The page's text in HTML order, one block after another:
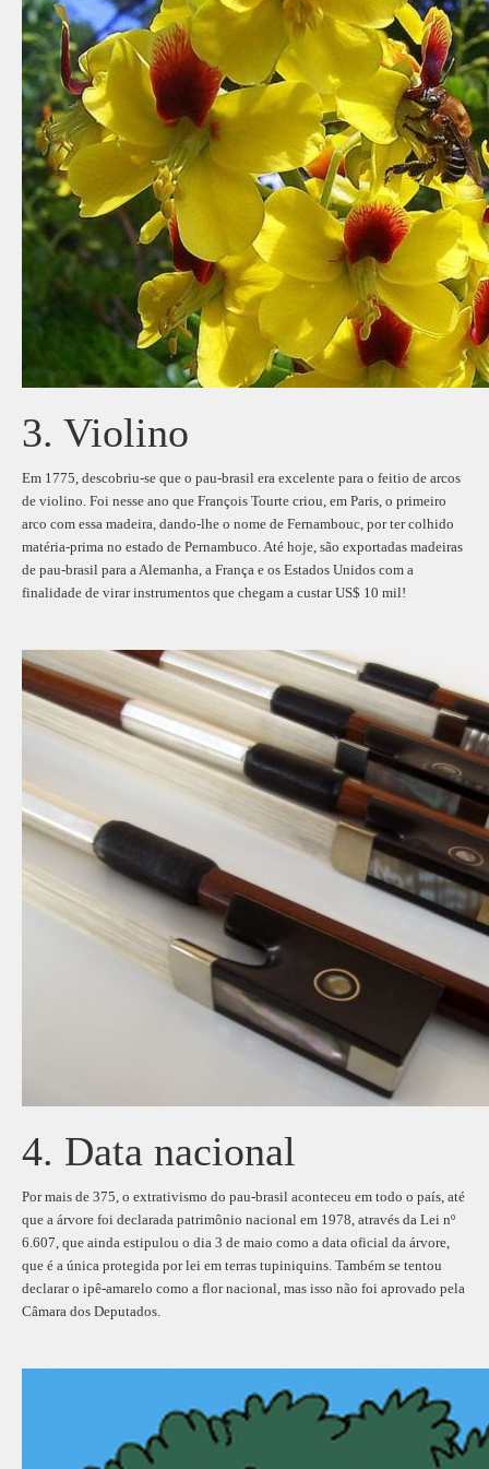
3. Violino
Em 1775, descobriu-se que o pau-brasil era excelente para o feitio de arcos
de violino. Foi nesse ano que François Tourte criou, em Paris, o primeiro
arco com essa madeira, dando-lhe o nome de Fernambouc, por ter colhido
matéria-prima no estado de Pernambuco. Até hoje, são exportadas madeiras
de pau-brasil para a Alemanha, a França e os Estados Unidos com a
finalidade de virar instrumentos que chegam a custar US$ 10 mil!
4. Data nacional
Por mais de 375, o extrativismo do pau-brasil aconteceu em todo o país, até
que a árvore foi declarada patrimônio nacional em 1978, através da Lei nº
6.607, que ainda estipulou o dia 3 de maio como a data oficial da árvore,
que é a única protegida por lei em terras tupiniquins. Também se tentou
declarar o ipê-amarelo como a flor nacional, mas isso não foi aprovado pela
Câmara dos Deputados.